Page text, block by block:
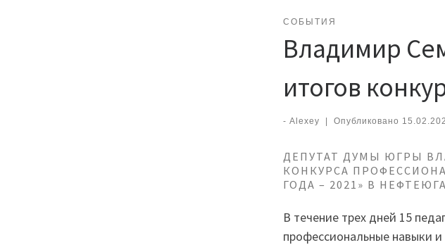
СОБЫТИЯ
Владимир
итогов
- Alexey Опубликовано
ДЕПУТАТ ДУМЫ ЮГРЫ
КОНКУРСА
ГОДА – 2021» В
В течение трех дней 15
профессиональные навыки